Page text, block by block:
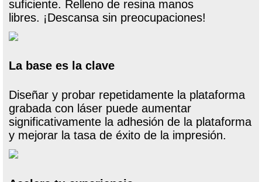
suficiente. Relleno de resina manos
libres. ¡Descansa sin preocupaciones!
La base es la clave
Diseñar y probar repetidamente la plataforma
grabada con láser puede aumentar
significativamente la adhesión de la plataforma
y mejorar la tasa de éxito de la impresión.